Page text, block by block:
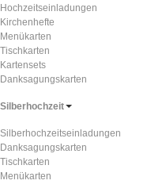
Hochzeitseinladungen
Kirchenhefte
Menükarten
Tischkarten
Kartensets
Danksagungskarten
Silberhochzeit
Silberhochzeitseinladungen
Danksagungskarten
Tischkarten
Menükarten